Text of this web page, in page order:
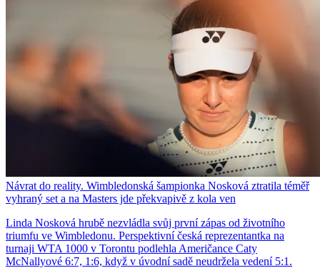
Návrat do reality. Wimbledonská šampionka Nosková ztratila téměř
vyhraný set a na Masters jde překvapivě z kola ven
Linda Nosková hrubě nezvládla svůj první zápas od životního
triumfu ve Wimbledonu. Perspektivní česká reprezentantka na
turnaji WTA 1000 v Torontu podlehla Američance Caty
McNallyové 6:7, 1:6, když v úvodní sadě neudržela vedení 5:1.